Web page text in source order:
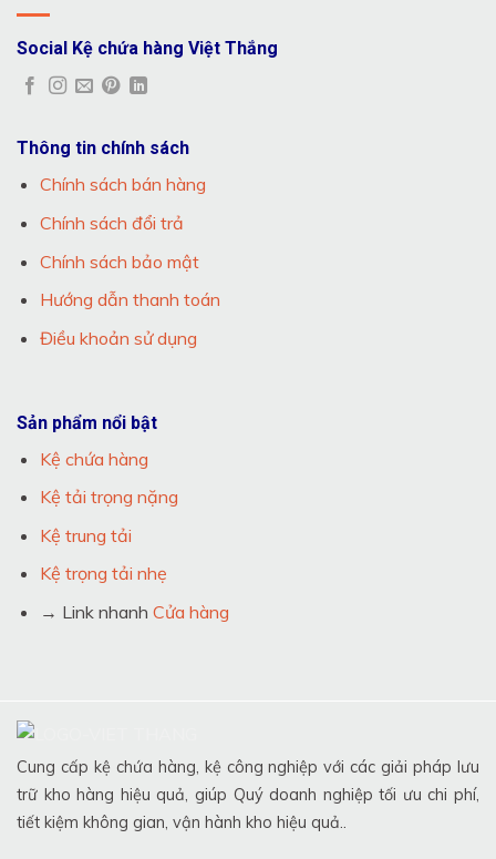
Thông tin chính sách
Chính sách bán hàng
Chính sách đổi trả
Chính sách bảo mật
Hướng dẫn thanh toán
Điều khoản sử dụng
Sản phẩm nổi bật
Kệ chứa hàng
Kệ tải trọng nặng
Kệ trung tải
Kệ trọng tải nhẹ
→ Link nhanh Cửa hàng
Social Kệ chứa hàng Việt Thắng
Cung cấp kệ chứa hàng, kệ công nghiệp với các giải pháp lưu
trữ kho hàng hiệu quả, giúp Quý doanh nghiệp tối ưu chi phí,
tiết kiệm không gian, vận hành kho hiệu quả..